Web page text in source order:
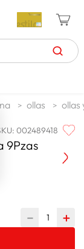
ollas ollas
SKU:002489418
9Pzas
＋
－